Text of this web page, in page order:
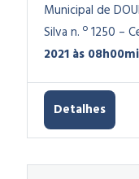
Municipal de
Silva n. º 1250 –
2021 às
Detalhes